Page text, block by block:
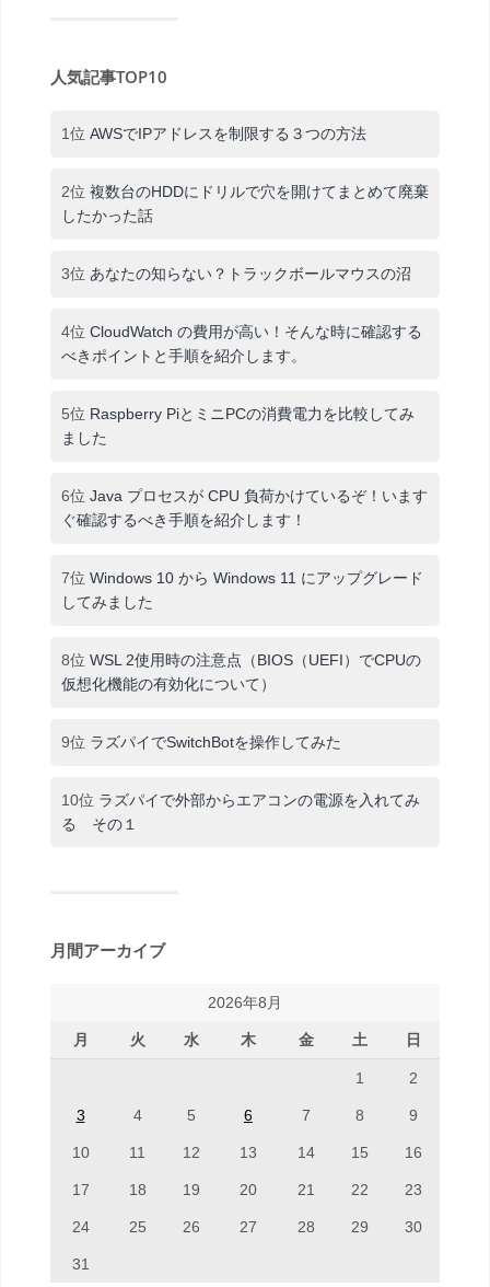
人気記事TOP10
1位 AWSでIPアドレスを制限する３つの方法
2位 複数台のHDDにドリルで穴を開けてまとめて廃棄
したかった話
3位 あなたの知らない？トラックボールマウスの沼
4位 CloudWatch の費用が高い！そんな時に確認する
べきポイントと手順を紹介します。
5位 Raspberry PiとミニPCの消費電力を比較してみ
ました
6位 Java プロセスが CPU 負荷かけているぞ！います
ぐ確認するべき手順を紹介します！
7位 Windows 10 から Windows 11 にアップグレード
してみました
8位 WSL 2使用時の注意点（BIOS（UEFI）でCPUの
仮想化機能の有効化について）
9位 ラズパイでSwitchBotを操作してみた
10位 ラズパイで外部からエアコンの電源を入れてみ
る その１
月間アーカイブ
2026年8月
月 火 水 木 金 土 日
1 2
3 4 5 6 7 8 9
10 11 12 13 14 15 16
17 18 19 20 21 22 23
24 25 26 27 28 29 30
31